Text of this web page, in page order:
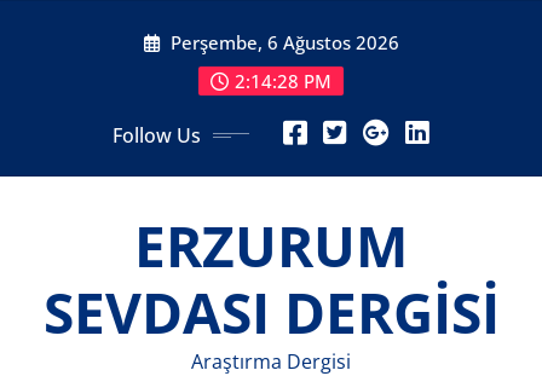
Perşembe, 6 Ağustos 2026
2:14:30 PM
Follow Us
ERZURUM
SEVDASI DERGİSİ
Araştırma Dergisi